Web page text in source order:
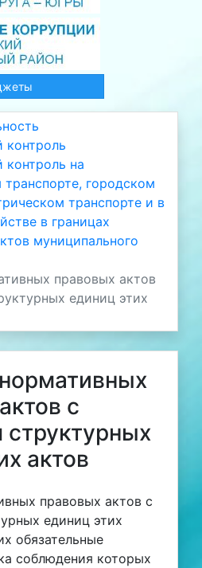
контроль
на
городском
транспорте и в
в границах
муниципального
правовых актов
единиц этих
с
структурных
актов
правовых актов с
единиц этих
обязательные
соблюдения которых